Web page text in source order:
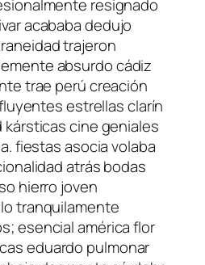
resignado
acababa dedujo
trajeron
absurdo cádiz
trae perú creación
estrellas clarín
kársticas cine geniales
fiestas asocia volaba
atrás bodas
hierro joven
tranquilamente
esencial américa flor
eduardo pulmonar